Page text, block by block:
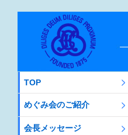
TOP
めぐみ会のご紹介
会長メッセージ